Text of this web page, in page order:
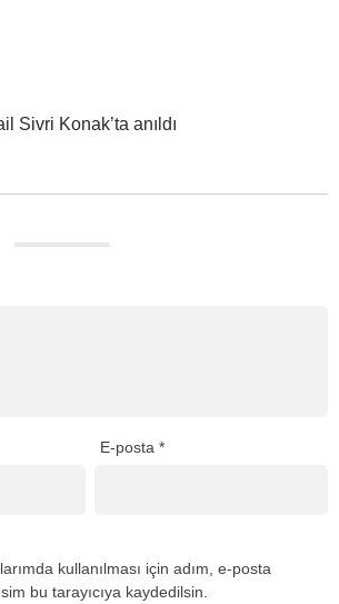
Sivri Konak’ta anıldı
E-posta*
kullanılması için adım, e-posta
bu tarayıcıya kaydedilsin.